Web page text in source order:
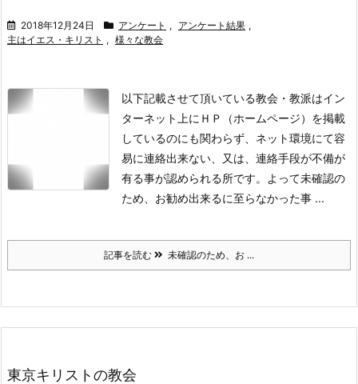
2018年12月24日 アンケート , アンケート結果 ,
主はイエス・キリスト , 様々な教会
以下記載させて頂いている教会・教派はイン
ターネット上にＨＰ（ホームページ）を掲載
しているのにも関わらず、ネット環境にて容
易に連絡出来ない、又は、連絡手段が不備が
有る事が認められる所です。よって未確認の
ため、お勧め出来るに至らなかった事 ...
記事を読む 未確認のため、お ...
東京キリストの教会